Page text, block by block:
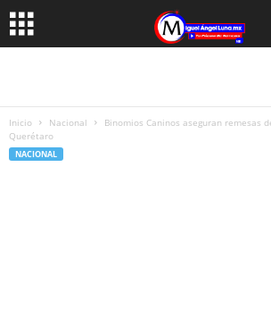
Inicio Nacional
Binomios Caninos aseguran remesas
Querétaro
NACIONAL